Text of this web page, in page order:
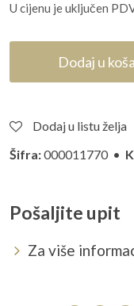
U cijenu je uključen
Dodaj u
Dodaj u listu želja
Šifra:000011770 •
Pošaljite upit
Za više